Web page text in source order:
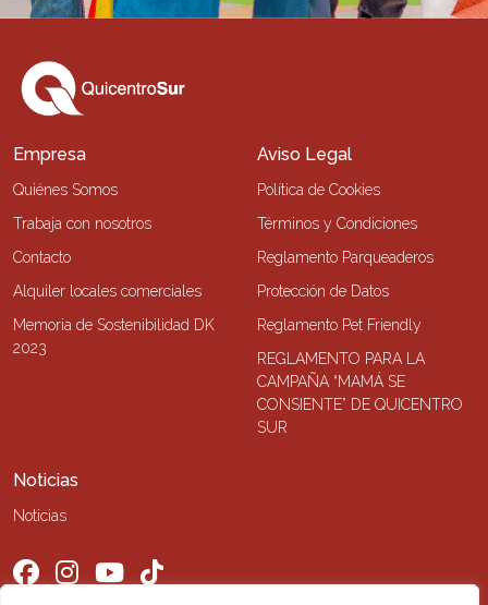
Empresa
Quiénes Somos
Trabaja con nosotros
Contacto
Alquiler locales comerciales
Memoria de Sostenibilidad DK
2023
Aviso Legal
Política de Cookies
Términos y Condiciones
Reglamento Parqueaderos
Protección de Datos
Reglamento Pet Friendly
REGLAMENTO PARA LA
CAMPAÑA “MAMÁ SE
CONSIENTE” DE QUICENTRO
SUR
Noticias
Noticias